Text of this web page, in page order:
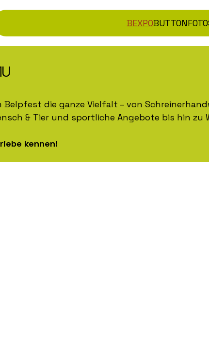
BEXPOBUTTON
Belpfest die ganze Vielfalt – von
& Tier und sportliche Angebote bis hin zu
kennen!